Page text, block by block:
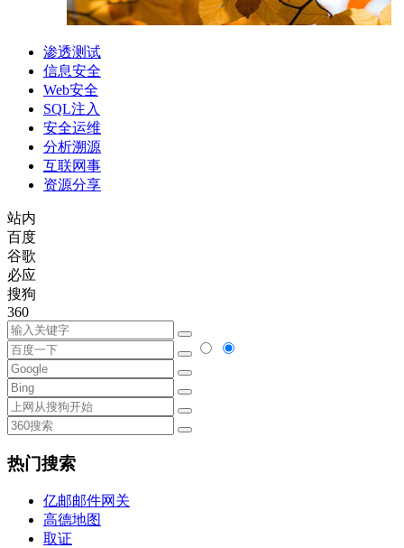
渗透测试
信息安全
Web安全
SQL注入
安全运维
分析溯源
互联网事
资源分享
站内
百度
谷歌
必应
搜狗
360
热门搜索
亿邮邮件网关
高德地图
取证